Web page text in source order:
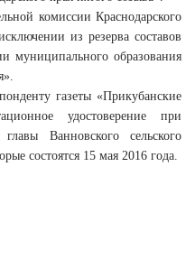
комиссии Краснодарского
из резерва составов
муниципального образования
газеты «Прикубанские
удостоверение при
Ванновского сельского
состоятся 15 мая 2016 года.